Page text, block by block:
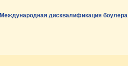
Международная дисквалификация боулера